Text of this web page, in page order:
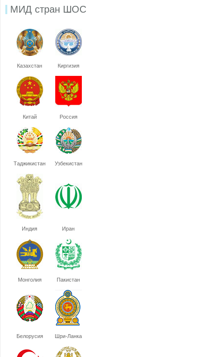
МИД стран ШОС
Казахстан Киргизия
Китай Россия
Таджикистан Узбекистан
Индия Иран
Монголия Пакистан
Белорусия Шри-Ланка